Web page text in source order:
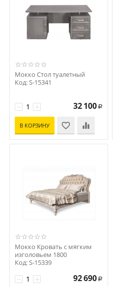
Мокко Стол туалетный
Код: S-15341
+
− 32 100 Р
В КОРЗИНУ
Мокко Кровать с мягким
изголовьем 1800
Код: S-15339
+
− 92 690 Р